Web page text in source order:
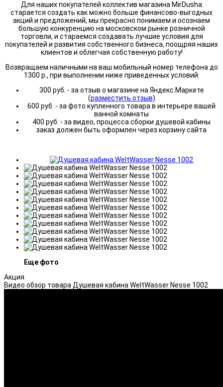
Для наших покупателей коллектив магазина MirDusha
старается создать как можно больше финансово-выгодных
акций и предложений, мы прекрасно понимаем и осознаем
большую конкуренцию на московском рынке розничной
торговли, и стараемся создавать лучшие условия для
покупателей и развития собственного бизнеса, поощряя наших
клиентов и облегчая собственную работу!
Возвращаем наличными на ваш мобильный номер телефона до
1300 р., при выполнении ниже приведенных условий:
300 руб. - за отзыв о магазине на Яндекс.Маркете
(разместить отзыв)
600 руб. - за фото купленного товара в интерьере вашей
ванной комнаты
400 руб. - за видео, процесса сборки душевой кабины
заказ должен быть оформлен через корзину сайта
Еще фото
Акция
Видео обзор товара Душевая кабина WeltWasser Nesse 1002